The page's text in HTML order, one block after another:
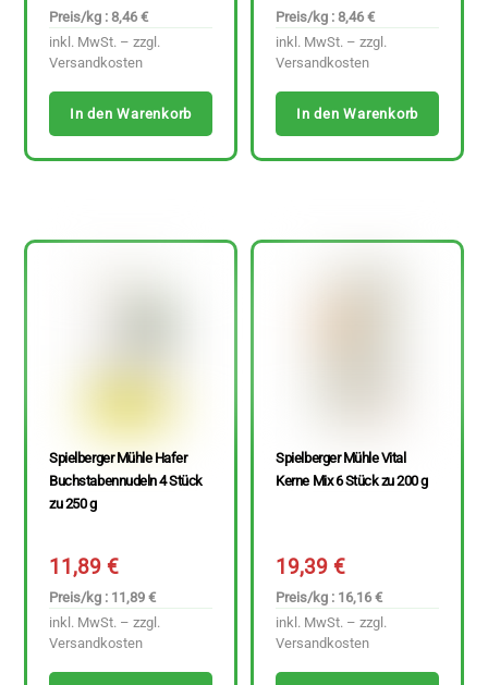
Preis/kg : 8,46 €
inkl. MwSt. – zzgl.
Versandkosten
In den Warenkorb
Preis/kg : 8,46 €
inkl. MwSt. – zzgl.
Versandkosten
In den Warenkorb
Spielberger Mühle Hafer
Buchstabennudeln 4 Stück
zu 250 g
11,89€
Preis/kg : 11,89 €
inkl. MwSt. – zzgl.
Versandkosten
Spielberger Mühle Vital
Kerne Mix 6 Stück zu 200 g
19,39€
Preis/kg : 16,16 €
inkl. MwSt. – zzgl.
Versandkosten